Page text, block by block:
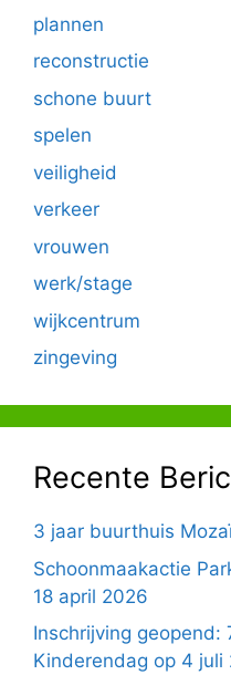
plannen
reconstructie
schone buurt
spelen
veiligheid
verkeer
vrouwen
werk/stage
wijkcentrum
zingeving
Recente
3 jaar buurthuis
Schoonmaakactie
18 april 2026
Inschrijving geopend:
Kinderendag op 4 juli